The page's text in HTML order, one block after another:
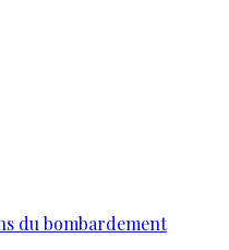
du bombardement